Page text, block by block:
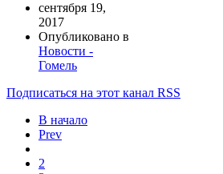
сентября 19,
2017
Опубликовано в
Новости -
Гомель
Подписаться на этот канал RSS
В начало
Prev
2